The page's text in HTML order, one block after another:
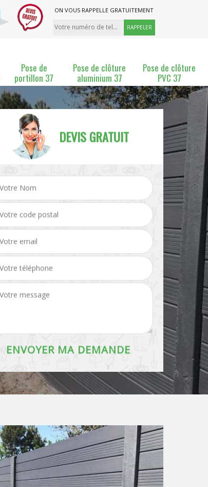
ON VOUS RAPPELLE GRATUITEMENT
Pose de
portillon 37
Pose de clôture
aluminium 37
Pose de clôture
PVC 37
Pose et changement de Pose de grillage 37
DEVIS GRATUIT